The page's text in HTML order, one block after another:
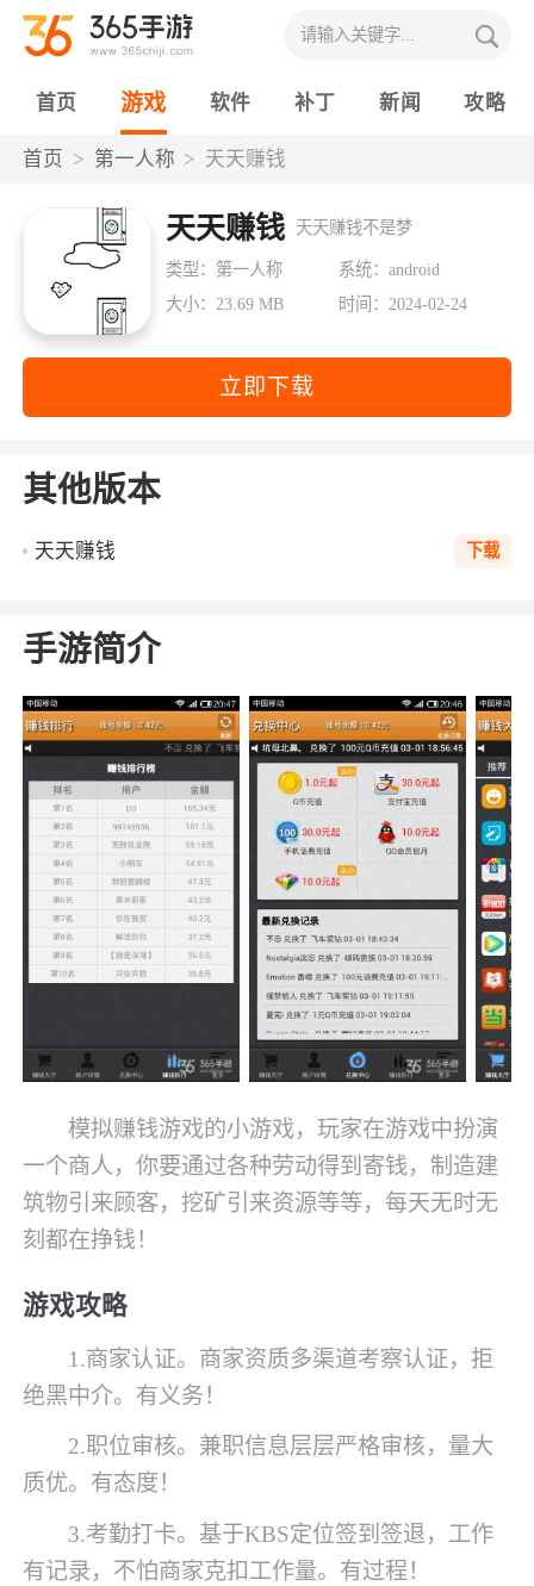
首页 游戏 软件 补丁 新闻 攻略
首页 第一人称 天天赚钱
天天赚钱 天天赚钱不是梦
类型：第一人称
系统：android
大小：23.69 MB
时间：2024-02-24
立即下载
其他版本
天天赚钱 下载
手游简介
模拟赚钱游戏的小游戏，玩家在游戏中扮演
一个商人，你要通过各种劳动得到寄钱，制造建
筑物引来顾客，挖矿引来资源等等，每天无时无
刻都在挣钱！
游戏攻略
1.商家认证。商家资质多渠道考察认证，拒
绝黑中介。有义务！
2.职位审核。兼职信息层层严格审核，量大
质优。有态度！
3.考勤打卡。基于KBS定位签到签退，工作
有记录，不怕商家克扣工作量。有过程！